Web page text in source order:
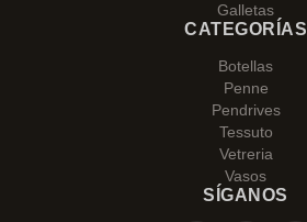
Galletas
CATEGORÍAS
Botellas
Penne
Pendrives
Tessuto
Vetreria
Vasos
SÍGANOS